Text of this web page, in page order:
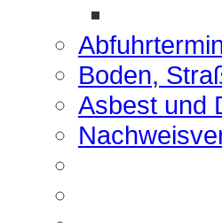
Boden,
Asbest und